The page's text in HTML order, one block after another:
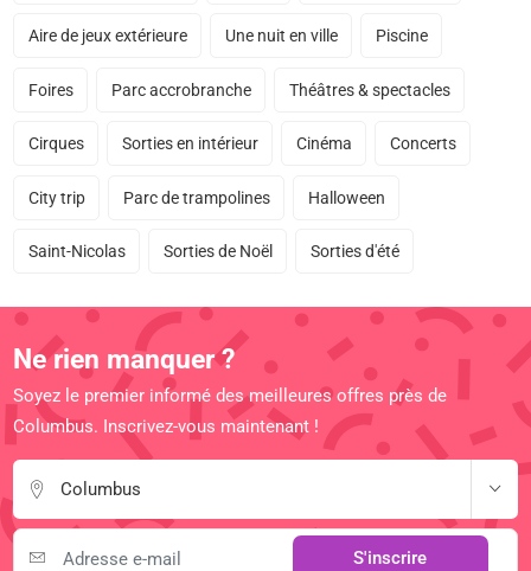
Aire de jeux extérieure Une nuit en ville Piscine
Foires Parc accrobranche Théâtres & spectacles
Cirques Sorties en intérieur Cinéma Concerts
City trip Parc de trampolines Halloween
Saint-Nicolas Sorties de Noël Sorties d'été
Ne rien manquer ?
Soyez le premier informé des meilleures offres près de
Columbus. Inscrivez-vous maintenant !
Columbus
S'inscrire